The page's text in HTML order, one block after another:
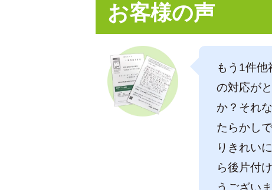
お客様の声
もう1件
の対応が
か？それ
たらかし
りきれい
ら後片付
うござい